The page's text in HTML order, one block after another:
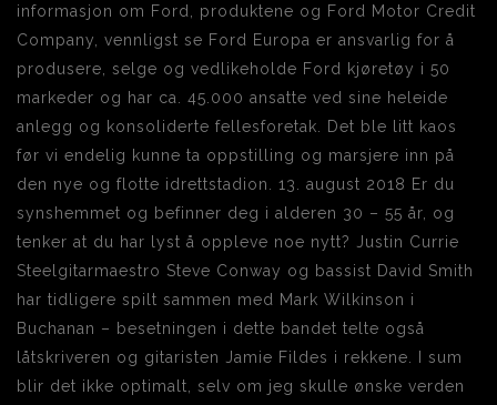
informasjon om Ford, produktene og Ford Motor Credit
Company, vennligst se Ford Europa er ansvarlig for å
produsere, selge og vedlikeholde Ford kjøretøy i 50
markeder og har ca. 45.000 ansatte ved sine heleide
anlegg og konsoliderte fellesforetak. Det ble litt kaos
før vi endelig kunne ta oppstilling og marsjere inn på
den nye og flotte idrettstadion. 13. august 2018 Er du
synshemmet og befinner deg i alderen 30 – 55 år, og
tenker at du har lyst å oppleve noe nytt? Justin Currie
Steelgitarmaestro Steve Conway og bassist David Smith
har tidligere spilt sammen med Mark Wilkinson i
Buchanan – besetningen i dette bandet telte også
låtskriveren og gitaristen Jamie Fildes i rekkene. I sum
blir det ikke optimalt, selv om jeg skulle ønske verden